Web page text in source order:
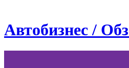
Автобизнес /